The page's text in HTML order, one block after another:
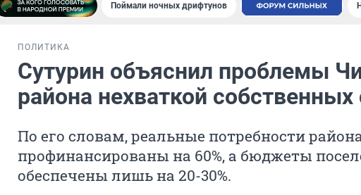
Поймали ночных дрифтунов
ПОЛИТИКА
Сутурин объяснил проблемы
района нехваткой собственных
По его словам, реальные потребности
профинансированы на 60%, а бюджеты
обеспечены лишь на 20-30%.